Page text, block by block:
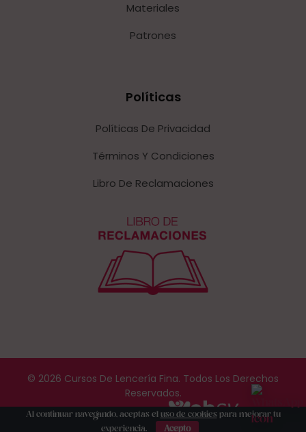
Materiales
Patrones
Políticas
Políticas De Privacidad
Términos Y Condiciones
Libro De Reclamaciones
© 2026 Cursos De Lencería Fina. Todos Los Derechos
Reservados.
Web Desarrollada Por
Al continuar navegando, aceptas eluso de cookies para mejorar tu
experiencia.
Acepto